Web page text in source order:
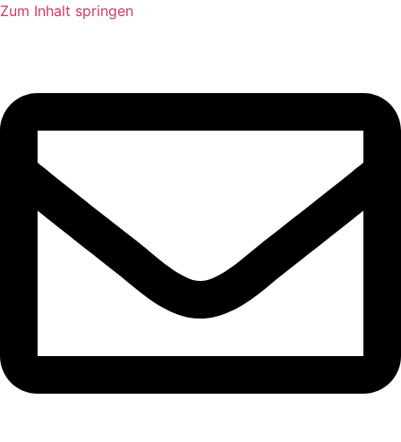
Zum Inhalt springen